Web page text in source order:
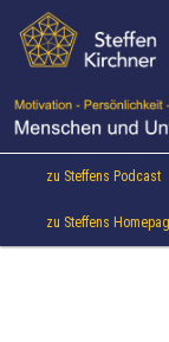
Inhalt
wechseln
Steffen
Aktuelles von
Hauptmenü
zu Steffens Podcast
zu Steffens